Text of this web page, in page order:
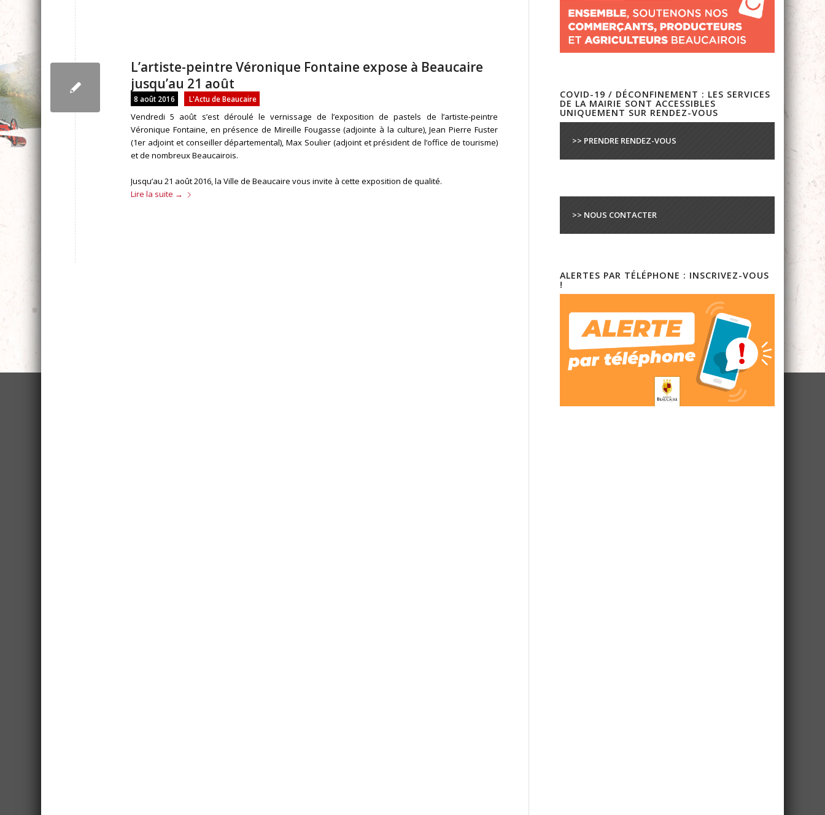
L’artiste-peintre Véronique Fontaine expose à Beaucaire
jusqu’au 21 août
8 août 2016 L'Actu de Beaucaire
Vendredi 5 août s’est déroulé le vernissage de l’exposition de pastels de l’artiste-peintre
Véronique Fontaine, en présence de Mireille Fougasse (adjointe à la culture), Jean Pierre Fuster
(1er adjoint et conseiller départemental), Max Soulier (adjoint et président de l’office de tourisme)
et de nombreux Beaucairois.
Jusqu’au 21 août 2016, la Ville de Beaucaire vous invite à cette exposition de qualité.
Lire la suite →
COVID-19 / DÉCONFINEMENT : LES SERVICES
DE LA MAIRIE SONT ACCESSIBLES
UNIQUEMENT SUR RENDEZ-VOUS
>> PRENDRE RENDEZ-VOUS
>> NOUS CONTACTER
ALERTES PAR TÉLÉPHONE : INSCRIVEZ-VOUS
!